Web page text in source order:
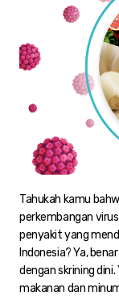
Tahukah kamu
perkembangan
penyakit yang
Indonesia? Ya,
dengan skrining
makanan dan